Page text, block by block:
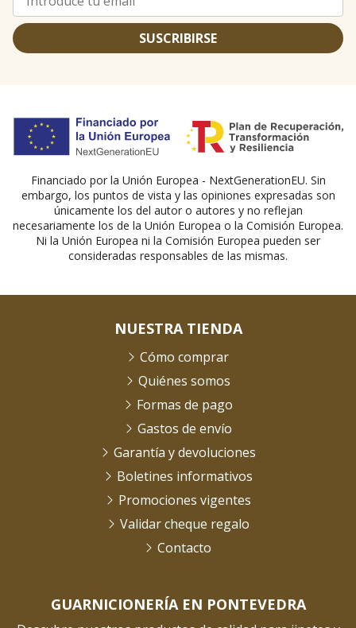
SUSCRIBIRSE
Financiado por la Unión Europea - NextGenerationEU. Sin
embargo, los puntos de vista y las opiniones expresadas son
únicamente los del autor o autores y no reflejan
necesariamente los de la Unión Europea o la Comisión Europea.
Ni la Unión Europea ni la Comisión Europea pueden ser
consideradas responsables de las mismas.
GUARNICIONERÍA EN PONTEVEDRA
NUESTRA TIENDA
Cómo comprar
Quiénes somos
Formas de pago
Gastos de envío
Garantía y devoluciones
Boletines informativos
Promociones vigentes
Validar cheque regalo
Contacto